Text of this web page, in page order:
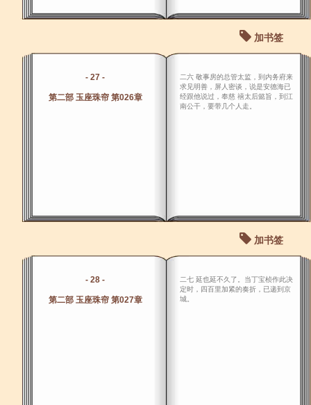
加书签
- 27 -
第二部 玉座珠帘 第026章
二六 敬事房的总管太监，到内务府来
求见明善，屏人密谈，说是安德海已
经跟他说过，奉慈 禧太后懿旨，到江
南公干，要带几个人走。
加书签
- 28 -
第二部 玉座珠帘 第027章
二七 延也延不久了。当丁宝桢作此决
定时，四百里加紧的奏折，已递到京
城。